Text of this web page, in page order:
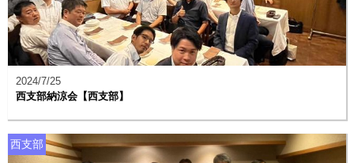
2024/7/25
西支部納涼会【西支部】
西支部